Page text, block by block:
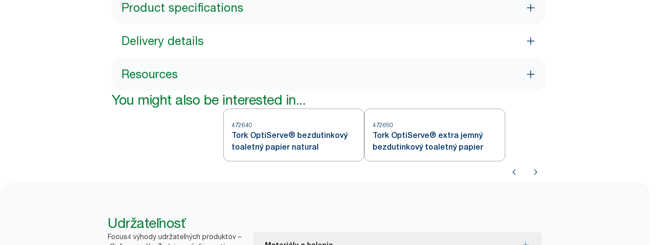
Product specifications
Delivery details
Resources
You might also be interested in...
472640
Tork OptiServe® bezdutinkový
toaletný papier natural
472650
Tork OptiServe® extra jemný
bezdutinkový toaletný papier
Udržateľnosť
Focus4 výhody udržateľných produktov –